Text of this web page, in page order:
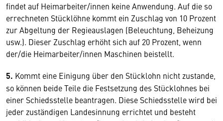
findet auf Heimarbeiter/innen keine Anwendung. Auf die so
errechneten Stücklöhne kommt ein Zuschlag von 10 Prozent
zur Abgeltung der Regieauslagen (Beleuchtung, Beheizung
usw.). Dieser Zuschlag erhöht sich auf 20 Prozent, wenn
der/die Heimarbeiter/innen Maschinen beistellt.
5. Kommt eine Einigung über den Stücklohn nicht zustande,
so können beide Teile die Festsetzung des Stücklohnes bei
einer Schiedsstelle beantragen. Diese Schiedsstelle wird bei
jeder zuständigen Landesinnung errichtet und besteht